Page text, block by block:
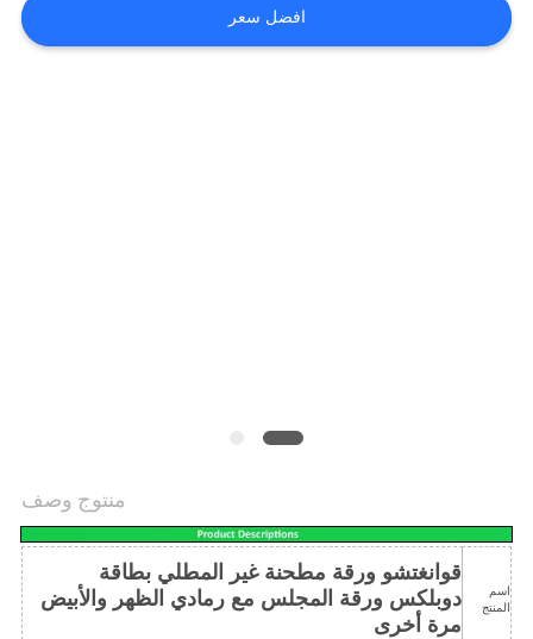
خريطة
افضل سعر
منتوج وصف
اسم
المنتج
قوانغتشو ورقة مطحنة غير المطلي بطاقة
دوبلكس ورقة المجلس مع رمادي الظهر والأبيض
مرة أخرى